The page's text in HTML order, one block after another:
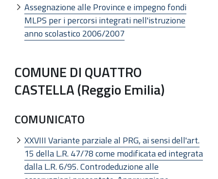
Assegnazione alle Province e impegno fondi
MLPS per i percorsi integrati nell'istruzione
anno scolastico 2006/2007
COMUNE DI QUATTRO
CASTELLA (Reggio Emilia)
COMUNICATO
XXVIII Variante parziale al PRG, ai sensi dell'art.
15 della L.R. 47/78 come modificata ed integrata
dalla L.R. 6/95. Controdeduzione alle